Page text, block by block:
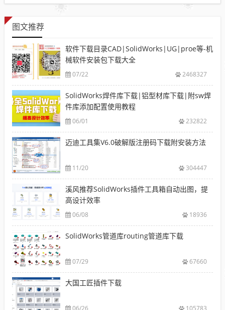
图文推荐
软件下载目录CAD|SolidWorks|UG|proe等-机
械软件安装包下载大全
07/22 2468327
SolidWorks焊件库下载|铝型材库下载|附sw焊
件库添加配置使用教程
06/01 232822
迈迪工具集V6.0破解版注册码下载附安装方法
11/20 304447
溪风推荐SolidWorks插件工具箱自动出图，提
高设计效率
06/08 18936
SolidWorks管道库routing管道库下载
07/29 67660
大国工匠插件下载
06/26 105783